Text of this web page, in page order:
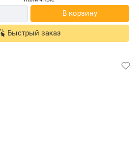
В корзину
Быстрый заказ